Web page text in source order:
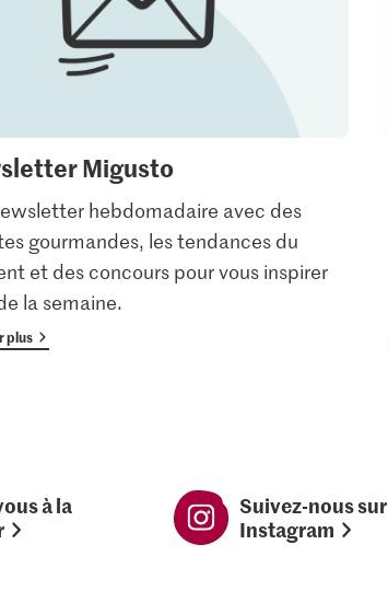
Migusto
hebdomadaire avec des
gourmandes, les tendances du
et des concours pour vous inspirer
la semaine.
plus
à la
Suivez-nous sur
Instagram